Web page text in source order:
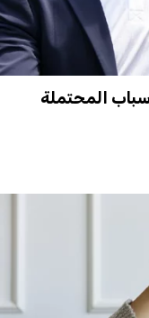
المحتملة